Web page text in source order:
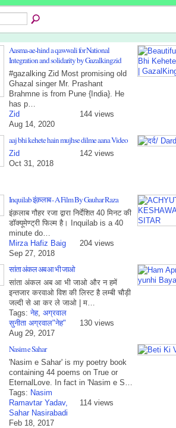
Aasma-ae-hind a qawwali for National
Integration and solidarity by Gazalkingzid
#gazalking Zid Most promising old
Ghazal singer Mr. Prashant
Brahmne is from Pune {India}. He
has p…
Zid
Aug 14, 2020
144 views
aaj bhi kehete hain mujhse dilme aana Video
Zid
Oct 31, 2018
142 views
Inquilab इंक़लाब - A Film By Gauhar Raza
इंक़लाब गौहर रजा द्वारा निर्देशित 40 मिनट की
डॉक्‍यूमेण्‍ट्री फिल्‍म है। Inquilab is a 40
minute do…
Mirza Hafiz Baig
Sep 27, 2018
204 views
सांता अंकल अब आ भी जाओ
सांता अंकल अब आ भी जाओ और न हमें
इन्तजार करवाओ विश की लिस्ट है लम्बी चौड़ी
जल्दी से आ कर ले जाओ | म…
Tags:नेह, अग्रवाल
सुनीता अग्रवाल"नेह"
Aug 29, 2017
130 views
Nasim e Sahar
'Nasim e Sahar' is my poetry book
containing 44 poems on True or
EternalLove. In fact in 'Nasim e S…
Tags: Nasim
Ramavtar Yadav,
Sahar Nasirabadi
Feb 18, 2017
114 views